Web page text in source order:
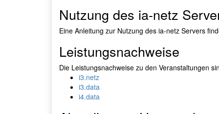
Nutzung des ia-netz
Eine Anleitung zur Nutzung des ia-netz Servers
Leistungsnachweise
Die Leistungsnachweise zu den Veranstaltungen
i3.netz
i3.data
i4.data